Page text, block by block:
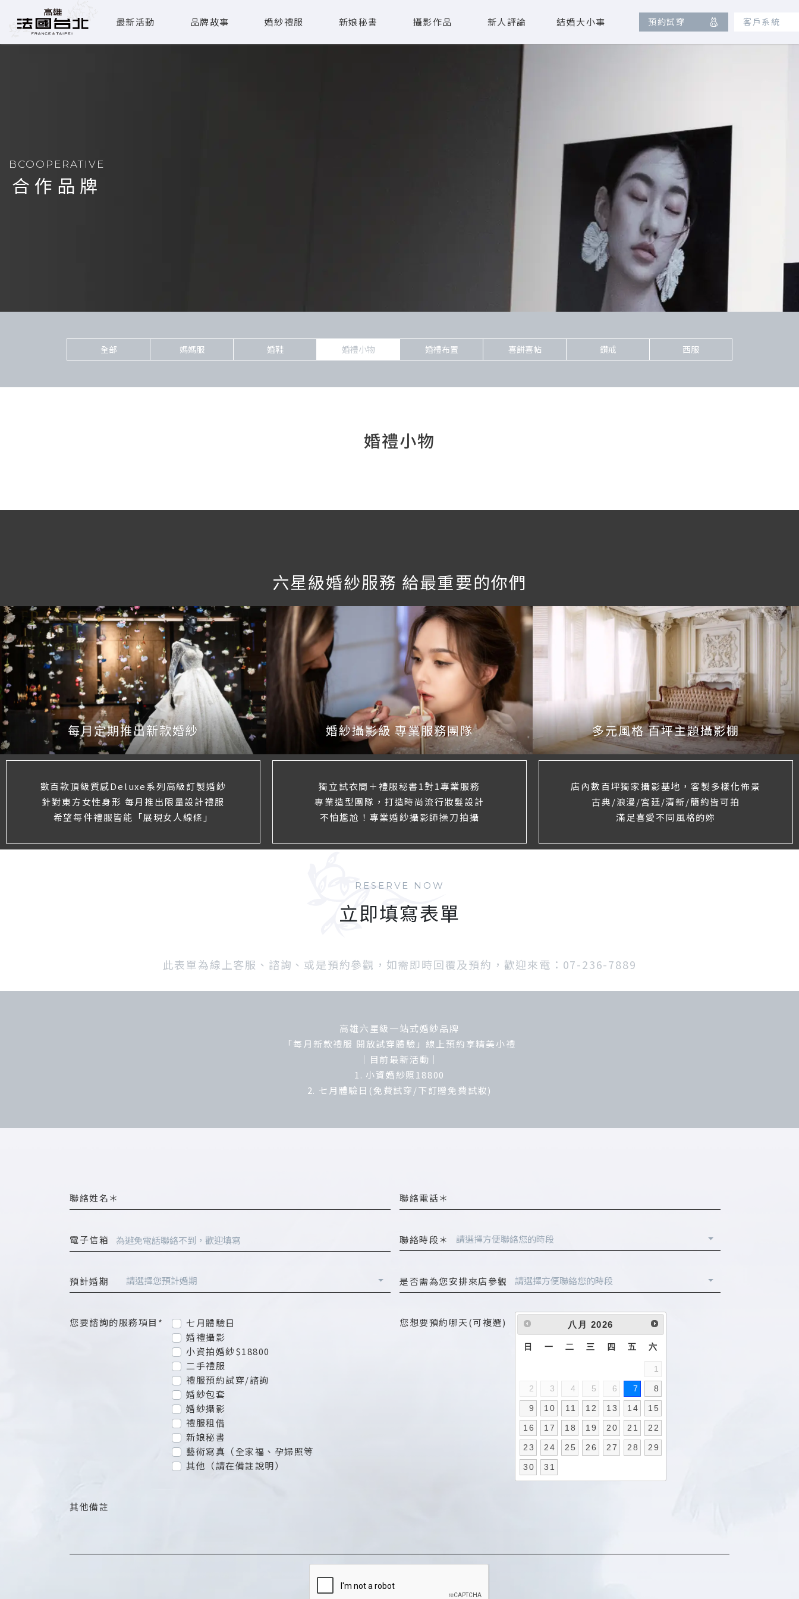
最新活動 品牌故事 婚紗禮服 新娘秘書 攝影作品 新人評論 結婚大小事 預約試穿 客戶系統
BCOOPERATIVE
合作品牌
全部 媽媽服 婚鞋 婚禮小物 婚禮布置 喜餅喜帖 鑽戒 西服
婚禮小物
六星級婚紗服務 給最重要的你們
每月定期推出新款婚紗
數百款頂級質感Deluxe系列高級訂製婚紗
針對東方女性身形 每月推出限量設計禮服
希望每件禮服皆能「展現女人線條」
婚紗攝影級 專業服務團隊
獨立試衣間＋禮服秘書1對1專業服務
專業造型團隊，打造時尚流行妝髮設計
不怕尷尬！專業婚紗攝影師操刀拍攝
多元風格 百坪主題攝影棚
店內數百坪獨家攝影基地，客製多樣化佈景
古典/浪漫/宮廷/清新/簡約皆可拍
滿足喜愛不同風格的妳
RESERVE NOW
立即填寫表單
此表單為線上客服、諮詢、或是預約參觀，如需即時回覆及預約，歡迎來電：07-236-7889
高雄六星級一站式婚紗品牌
「每月新款禮服 開放試穿體驗」線上預約享精美小禮
｜目前最新活動｜
1. 小資婚紗照18800
2. 七月體驗日(免費試穿/下訂贈免費試妝)
聯絡姓名＊ 聯絡電話＊
電子信箱 聯絡時段＊ 請選擇方便聯絡您的時段
預計婚期 請選擇您預計婚期 是否需為您安排來店參觀 請選擇方便聯絡您的時段
您要諮詢的服務項目*
七月體驗日
婚禮攝影
小資拍婚紗$18800
二手禮服
禮服預約試穿/諮詢
婚紗包套
婚紗攝影
禮服租借
新娘秘書
藝術寫真（全家福、孕婦照等
其他（請在備註說明）
您想要預約哪天(可複選) 八月 2026
日 一 二 三 四 五 六
1
2 3 4 5 6 7 8
9 10 11 12 13 14 15
16 17 18 19 20 21 22
23 24 25 26 27 28 29
30 31
其他備註